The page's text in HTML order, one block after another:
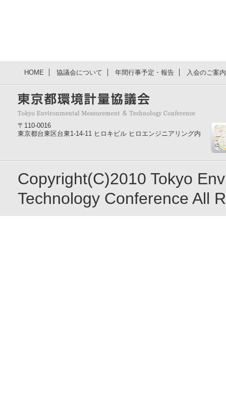
HOME 協議会について 年間行事予定・報告 入会のご案
〒110-0016
東京都台東区台東1-14-11 ヒロキビル ヒロエンジニアリング内
Copyright(C)2010 Tokyo
Technology Conference All